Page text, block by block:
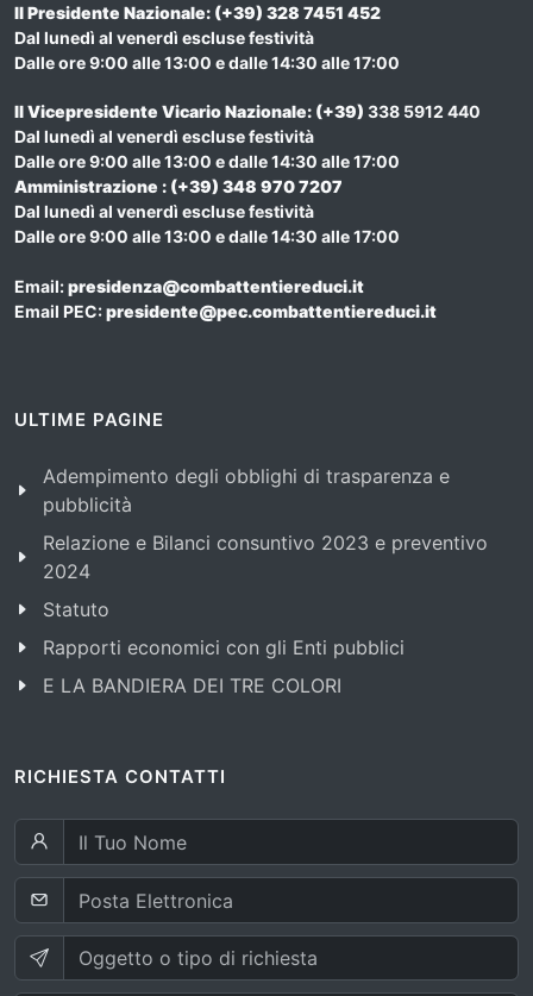
Il Presidente Nazionale: (+39) 328 7451 452
Dal lunedì al venerdì escluse festività
Dalle ore 9:00 alle 13:00 e dalle 14:30 alle 17:00
Il Vicepresidente Vicario Nazionale: (+39) 338 5912 440
Dal lunedì al venerdì escluse festività
Dalle ore 9:00 alle 13:00 e dalle 14:30 alle 17:00
Amministrazione : (+39) 348 970 7207
Dal lunedì al venerdì escluse festività
Dalle ore 9:00 alle 13:00 e dalle 14:30 alle 17:00
Email:presidenza@combattentiereduci.it
Email PEC:presidente@pec.combattentiereduci.it
ULTIME PAGINE
Adempimento degli obblighi di trasparenza e
pubblicità
Relazione e Bilanci consuntivo 2023 e preventivo
2024
Statuto
Rapporti economici con gli Enti pubblici
E LA BANDIERA DEI TRE COLORI
RICHIESTA CONTATTI